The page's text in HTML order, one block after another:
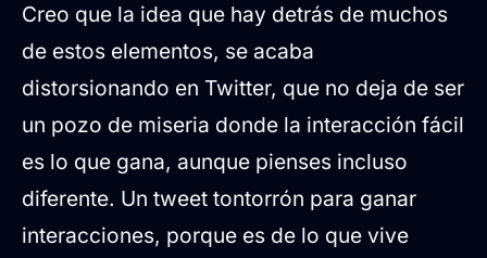
Creo que la idea que hay detrás de muchos
de estos elementos, se acaba
distorsionando en Twitter, que no deja de ser
un pozo de miseria donde la interacción fácil
es lo que gana, aunque pienses incluso
diferente. Un tweet tontorrón para ganar
interacciones, porque es de lo que vive